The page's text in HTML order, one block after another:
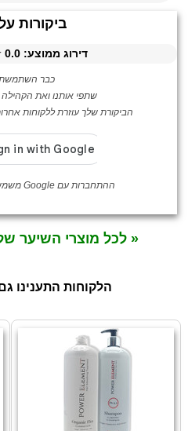
ביקורות
דירוג ממוצע:0.0
כבר השתמשת
שתפי אותנו ואת
הביקורת שלך עוזרת ללקוחות
ההתחברות עם Google משמשת לאימות לקוחה בלבד
« לכל מוצרי השיער
הלקוחות התענינו